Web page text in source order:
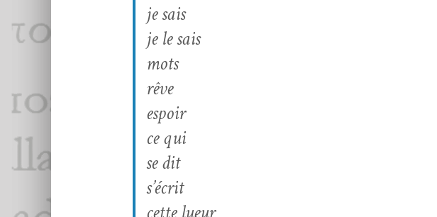
je sais
je le sais
mots
rêve
espoir
ce qui
se dit
s’écrit